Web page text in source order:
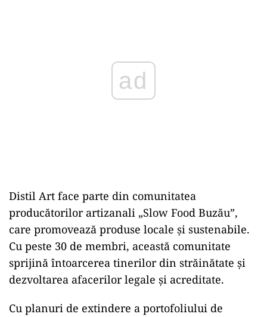
ad
Distil Art face parte din comunitatea
producătorilor artizanali „Slow Food Buzău”,
care promovează produse locale și sustenabile.
Cu peste 30 de membri, această comunitate
sprijină întoarcerea tinerilor din străinătate și
dezvoltarea afacerilor legale și acreditate.
Cu planuri de extindere a portofoliului de